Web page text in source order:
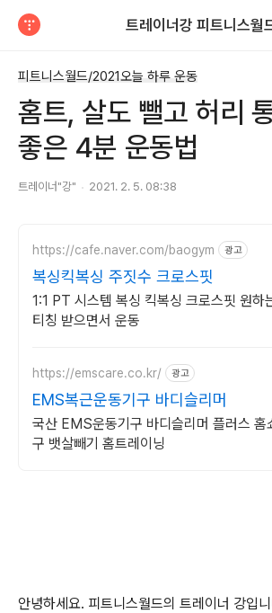
트레이너강 피트니스월
피트니스월드/2021오늘 하루 운동
홈트, 살도 뺄고 허리
좋은 4분 운동법
트레이너"강" 2021. 2. 5. 08:38
https://cafe.naver.com/baogym 광고
복싱킥복싱 주짓수 크로스핏
1:1 PT 시스템 복싱 킥복싱 크로스핏 원하
티칭 받으면서 운동
https://emscare.co.kr/ 광고
EMS복근운동기구 바디슬리머
국산 EMS운동기구 바디슬리머 플러스 홈
구 뱃살빼기 홈트레이닝
안녕하세요. 피트니스월드의 트레이너 강입